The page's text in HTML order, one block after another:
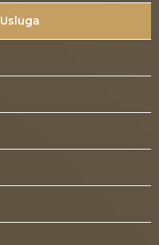
Usluga